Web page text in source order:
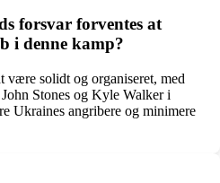
forsvar forventes at
i denne kamp?
være solidt og organiseret, med
Stones og Kyle Walker i
Ukraines angribere og minimere